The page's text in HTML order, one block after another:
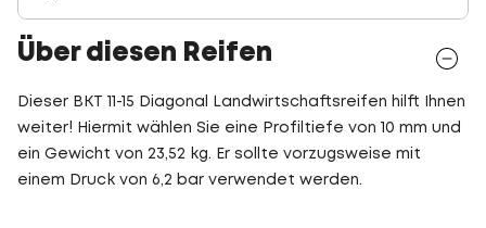
Über diesen Reifen
Dieser BKT 11-15 Diagonal Landwirtschaftsreifen hilft Ihnen
weiter! Hiermit wählen Sie eine Profiltiefe von 10 mm und
ein Gewicht von 23,52 kg. Er sollte vorzugsweise mit
einem Druck von 6,2 bar verwendet werden.